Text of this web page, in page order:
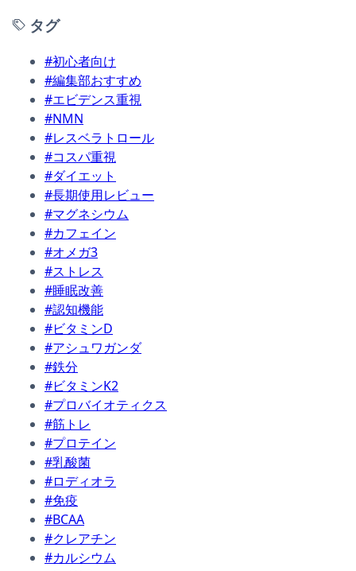
タグ
#初心者向け
#編集部おすすめ
#エビデンス重視
#NMN
#レスベラトロール
#コスパ重視
#ダイエット
#長期使用レビュー
#マグネシウム
#カフェイン
#オメガ3
#ストレス
#睡眠改善
#認知機能
#ビタミンD
#アシュワガンダ
#鉄分
#ビタミンK2
#プロバイオティクス
#筋トレ
#プロテイン
#乳酸菌
#ロディオラ
#免疫
#BCAA
#クレアチン
#カルシウム